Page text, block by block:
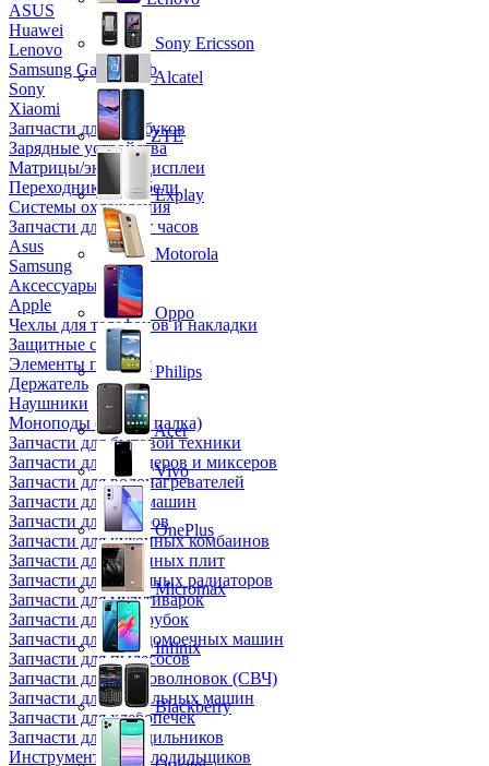
ASUS
Huawei
Lenovo
Samsung Galaxy Tab
Sony
Xiaomi
Запчасти для ноутбуков
Зарядные устройства
Матрицы/экраны/дисплеи
Переходники и кабели
Системы охлаждения
Запчасти для смарт часов
Asus
Samsung
Аксессуары
Apple
Чехлы для телефонов и накладки
Защитные стекла
Элементы питания
Держатель
Наушники
Моноподы (Селфи палка)
Запчасти для бытовой техники
Запчасти для блендеров и миксеров
Запчасти для водонагревателей
Запчасти для кофемашин
Запчасти для кулеров
Запчасти для кухонных комбаинов
Запчасти для кухонных плит
Запчасти для масляных радиаторов
Запчасти для мультиварок
Запчасти для мясорубок
Запчасти для посудомоечных машин
Запчасти для пылесосов
Запчасти для микроволновок (СВЧ)
Запчасти для стиральных машин
Запчасти для хлебопечек
Запчасти для холодильников
Инструмент для холодильщиков
Sony Ericsson
Alcatel
ZTE
Explay
Motorola
Oppo
Philips
Acer
Vivo
OnePlus
Micromax
Infinix
Blackberry